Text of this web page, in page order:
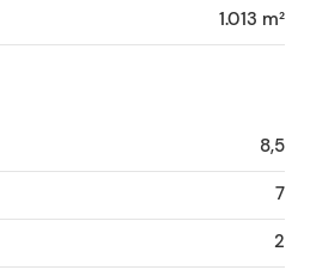
1.013 m²
8,5
7
2